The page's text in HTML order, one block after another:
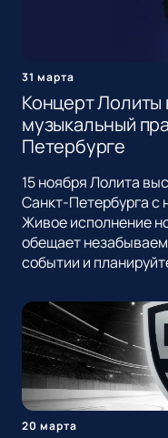
31 марта
Концерт
музыкальный
Петербурге
15 ноября Лолита
Санкт-Петербурга
Живое исполнение
обещает
событии и
20 марта